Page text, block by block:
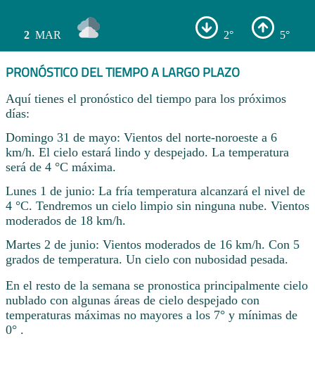
2 MAR 2° 5°
PRONÓSTICO DEL TIEMPO A LARGO PLAZO
Aquí tienes el pronóstico del tiempo para los próximos
días:
Domingo 31 de mayo: Vientos del norte-noroeste a 6
km/h. El cielo estará lindo y despejado. La temperatura
será de 4 °C máxima.
Lunes 1 de junio: La fría temperatura alcanzará el nivel de
4 °C. Tendremos un cielo limpio sin ninguna nube. Vientos
moderados de 18 km/h.
Martes 2 de junio: Vientos moderados de 16 km/h. Con 5
grados de temperatura. Un cielo con nubosidad pesada.
En el resto de la semana se pronostica principalmente cielo
nublado con algunas áreas de cielo despejado con
temperaturas máximas no mayores a los 7° y mínimas de
0° .